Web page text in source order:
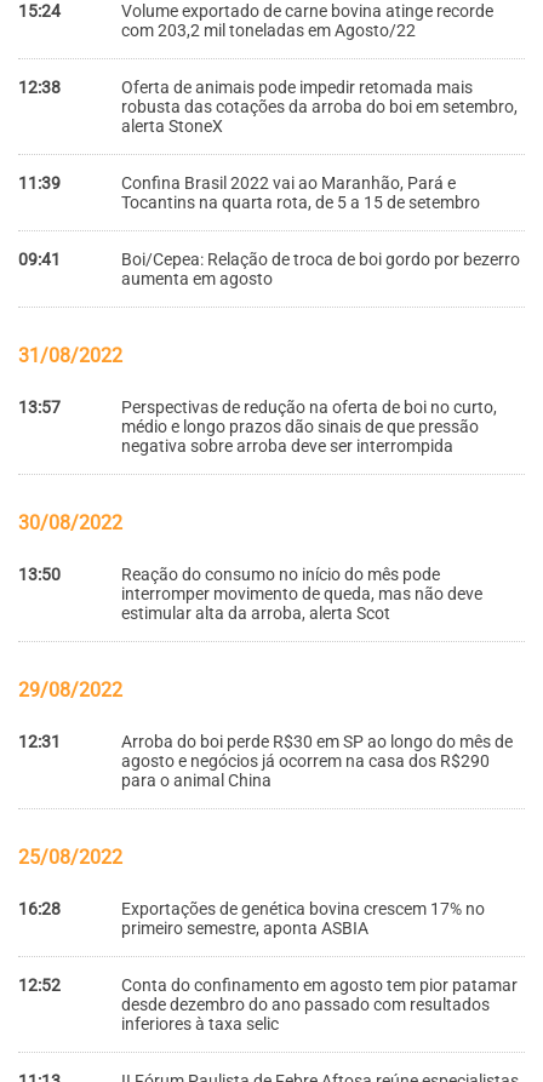
15:24
Volume exportado de carne bovina atinge recorde
com 203,2 mil toneladas em Agosto/22
12:38
Oferta de animais pode impedir retomada mais
robusta das cotações da arroba do boi em setembro,
alerta StoneX
11:39
Confina Brasil 2022 vai ao Maranhão, Pará e
Tocantins na quarta rota, de 5 a 15 de setembro
09:41
Boi/Cepea: Relação de troca de boi gordo por bezerro
aumenta em agosto
31/08/2022
13:57
Perspectivas de redução na oferta de boi no curto,
médio e longo prazos dão sinais de que pressão
negativa sobre arroba deve ser interrompida
30/08/2022
13:50
Reação do consumo no início do mês pode
interromper movimento de queda, mas não deve
estimular alta da arroba, alerta Scot
29/08/2022
12:31
Arroba do boi perde R$30 em SP ao longo do mês de
agosto e negócios já ocorrem na casa dos R$290
para o animal China
25/08/2022
16:28
Exportações de genética bovina crescem 17% no
primeiro semestre, aponta ASBIA
12:52
Conta do confinamento em agosto tem pior patamar
desde dezembro do ano passado com resultados
inferiores à taxa selic